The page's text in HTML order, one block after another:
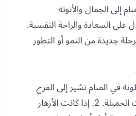
إلى الجمال والأنوثة
على السعادة والراحة النفسية.
جديدة من النمو أو التطور
في المنام تشير إلى الفرح
والسعادة والأوقات الجميلة. 2. إذا كانت الأزهار